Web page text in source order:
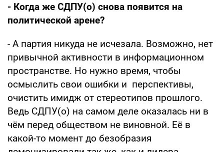
- Когда же СДПУ(о) снова появится на
политической арене?
- А партия никуда не исчезала. Возможно, нет
привычной активности в информационном
пространстве. Но нужно время, чтобы
осмыслить свои ошибки и перспективы,
очистить имидж от стереотипов прошлого.
Ведь СДПУ(о) на самом деле оказалась ни в
чём перед обществом не виновной. Её в
какой-то момент до безобразия